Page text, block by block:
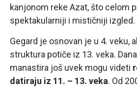
kanjonom reke Azat, što celom
spektakularniji i mističniji izgled.
Gegard je osnovan je u 4. veku,
struktura potiče iz 13. veka.
manastira još uvek mogu videti
datiraju iz 11. – 13. veka. Od